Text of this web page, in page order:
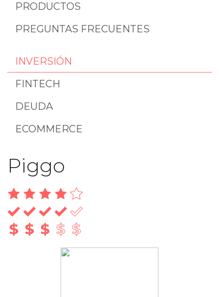
PRODUCTOS
PREGUNTAS FRECUENTES
INVERSIÓN
FINTECH
DEUDA
ECOMMERCE
Piggo